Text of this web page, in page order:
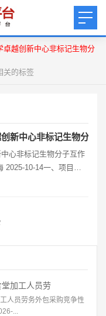
卓越创新中心非标记生物分
关的标签
新中心非标记生物分子
心非标记生物分子互作
加工人员劳
人员劳务外包采购竞争性